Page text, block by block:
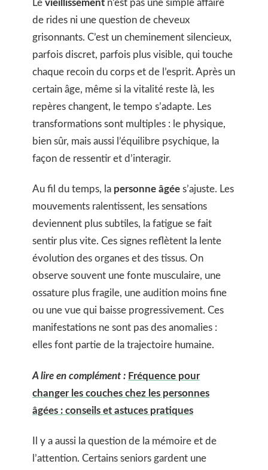
Le vieillissement n’est pas une simple affaire
de rides ni une question de cheveux
grisonnants. C’est un cheminement silencieux,
parfois discret, parfois plus visible, qui touche
chaque recoin du corps et de l’esprit. Après un
certain âge, même si la vitalité reste là, les
repères changent, le tempo s’adapte. Les
transformations sont multiples : le physique,
bien sûr, mais aussi l’équilibre psychique, la
façon de ressentir et d’interagir.
Au fil du temps, la personne âgée s’ajuste. Les
mouvements ralentissent, les sensations
deviennent plus subtiles, la fatigue se fait
sentir plus vite. Ces signes reflètent la lente
évolution des organes et des tissus. On
observe souvent une fonte musculaire, une
ossature plus fragile, une audition moins fine
ou une vue qui baisse progressivement. Ces
manifestations ne sont pas des anomalies :
elles font partie de la trajectoire humaine.
A lire en complément : Fréquence pour
changer les couches chez les personnes
âgées : conseils et astuces pratiques
Il y a aussi la question de la mémoire et de
l’attention. Certains seniors gardent une